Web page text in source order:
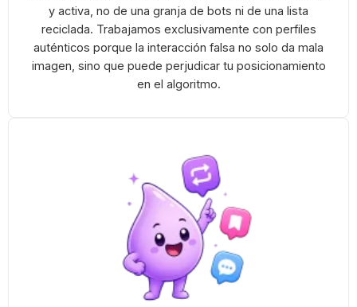
y activa, no de una granja de bots ni de una lista
reciclada. Trabajamos exclusivamente con perfiles
auténticos porque la interacción falsa no solo da mala
imagen, sino que puede perjudicar tu posicionamiento
en el algoritmo.